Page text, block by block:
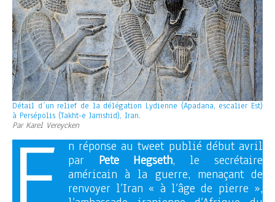
Détail d´un relief de la délégation Lydienne (Apadana, escalier Est)
à Persépolis (Takht-e Jamshid), Iran.
Par Karel Vereycken
n réponse au tweet publié début avril
par Pete Hegseth, le secrétaire
américain à la guerre, menaçant de
renvoyer l’Iran « à l’âge de pierre »,